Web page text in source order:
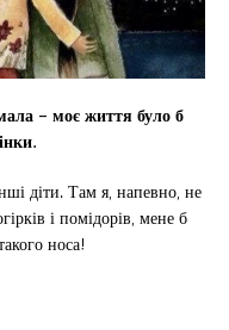
– моє життя було б
діти. Там я, напевно, не
і помідорів, мене б
носа!